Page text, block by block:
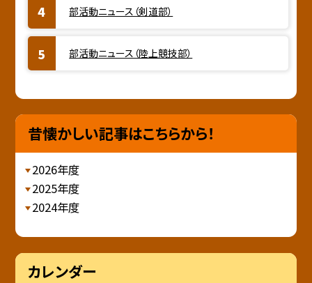
部活動ニュース（剣道部）
部活動ニュース（陸上競技部）
昔懐かしい記事はこちらから！
2026年度
2025年度
2024年度
カレンダー